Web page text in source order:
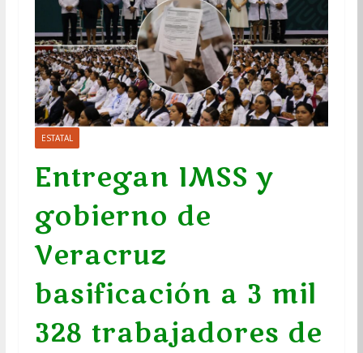
ESTATAL
Entregan IMSS y
gobierno de
Veracruz
basificación a 3 mil
328 trabajadores de